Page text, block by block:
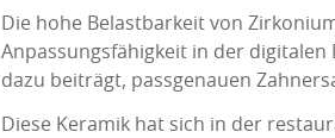
Die hohe Belastbarkeit von
Anpassungsfähigkeit in der digitalen
dazu beiträgt, passgenauen
Diese Keramik hat sich in der